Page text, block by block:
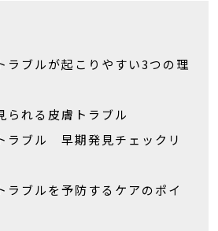
ラブルが起こりやすい3つの理
られる皮膚トラブル
ラブル 早期発見チェックリ
ラブルを予防するケアのポイ